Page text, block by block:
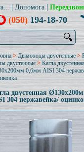
Допомога
(050)194-18-70
🔍
> Дымоходы двустенные >
двустенные>Кагла
0,6мм AISI 304
двустенная
304 нержавейка/